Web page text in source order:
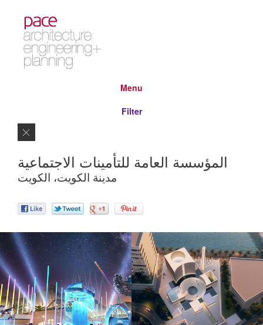
Menu
Filter
المؤسسة العامة للتأمينات الاجتماعية
مدينة الكويت، الكويت